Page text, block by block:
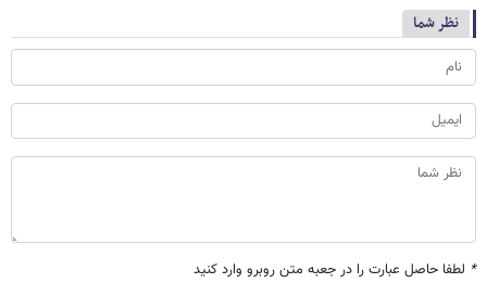
نظر شما
* لطفا حاصل عبارت را در جعبه متن روبرو وارد کنید